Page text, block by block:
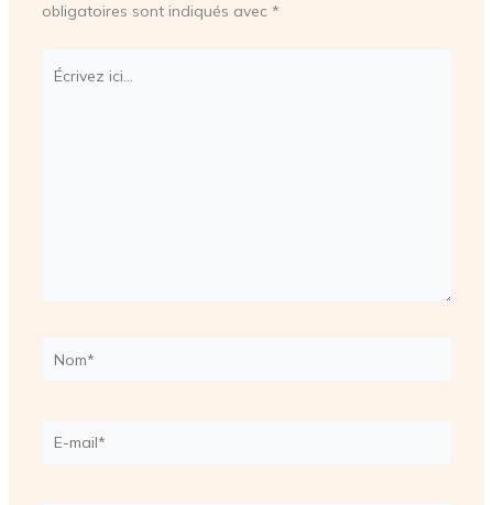
obligatoires sont indiqués avec *
Nom*
E-